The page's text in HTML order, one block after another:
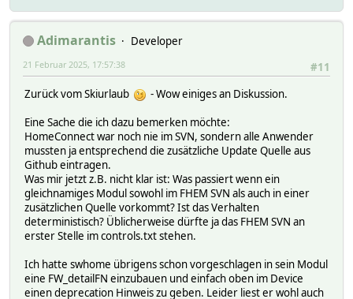
Adimarantis
Developer
#11
21 Februar 2025, 17:57:38
Zurück vom Skiurlaub
- Wow einiges an Diskussion.
Eine Sache die ich dazu bemerken möchte:
HomeConnect war noch nie im SVN, sondern alle Anwender
mussten ja entsprechend die zusätzliche Update Quelle aus
Github eintragen.
Was mir jetzt z.B. nicht klar ist: Was passiert wenn ein
gleichnamiges Modul sowohl im FHEM SVN als auch in einer
zusätzlichen Quelle vorkommt? Ist das Verhalten
deterministisch? Üblicherweise dürfte ja das FHEM SVN an
erster Stelle im controls.txt stehen.
Ich hatte swhome übrigens schon vorgeschlagen in sein Modul
eine FW_detailFN einzubauen und einfach oben im Device
einen deprecation Hinweis zu geben. Leider liest er wohl auch